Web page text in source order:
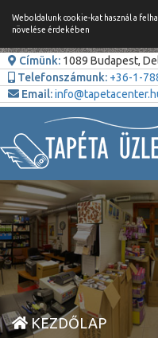
Weboldalunk cookie-kat használ a
növelése érdekében
Címünk: 1089 Budapest,
Telefonszámunk: +36-1-
Email:
KEZDŐLAP